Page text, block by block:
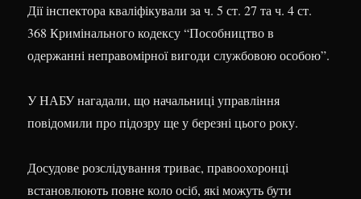
Дії інспектора кваліфікували за ч. 5 ст. 27 та ч. 4 ст.
368 Кримінального кодексу “Пособництво в
одержанні неправомірної вигоди службовою особою”.
У НАБУ нагадали, що начальниці управління
повідомили про підозру ще у березні цього року.
Досудове розслідування триває, правоохоронці
встановлюють повне коло осіб, які можуть бути